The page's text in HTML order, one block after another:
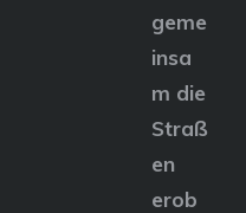
geme
insa
m die
Straß
en
erob